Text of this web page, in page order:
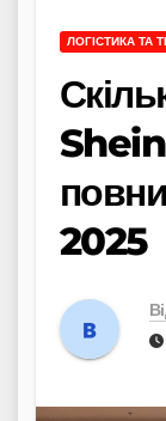
ЛОГІСТИКА ТА
Shein
2025